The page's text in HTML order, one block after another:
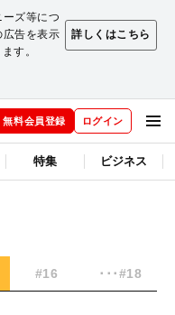
ズ等につ
広告を表示
す。
詳しくはこちら
無料会員登録 ログイン
特集 ビジネス
#16 ･･･#18